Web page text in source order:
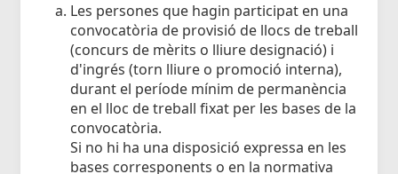
Les persones que hagin participat en una
convocatòria de provisió de llocs de treball
(concurs de mèrits o lliure designació) i
d'ingrés (torn lliure o promoció interna),
durant el període mínim de permanència
en el lloc de treball fixat per les bases de la
convocatòria.
Si no hi ha una disposició expressa en les
bases corresponents o en la normativa